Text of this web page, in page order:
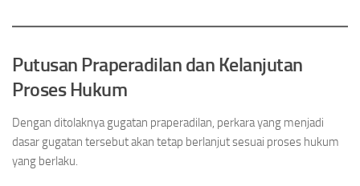
Putusan Praperadilan dan Kelanjutan
Proses Hukum
Dengan ditolaknya gugatan praperadilan, perkara yang menjadi
dasar gugatan tersebut akan tetap berlanjut sesuai proses hukum
yang berlaku.